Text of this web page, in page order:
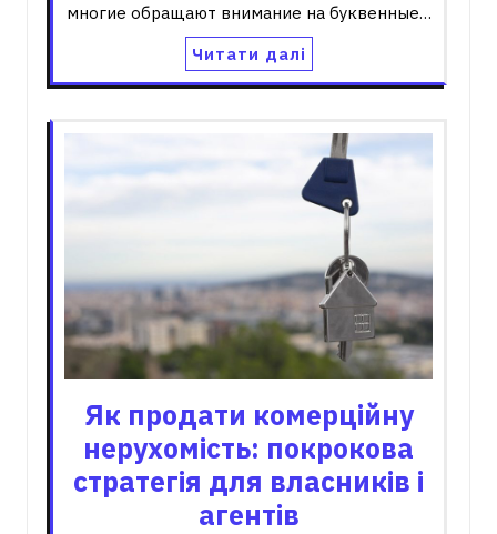
многие обращают внимание на буквенные…
Читати далі
Як продати комерційну
нерухомість: покрокова
стратегія для власників і
агентів